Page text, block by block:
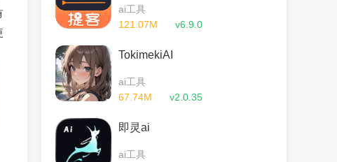
ai工具
121.07M
v6.9.0
TokimekiAI
ai工具
67.74M
v2.0.35
即灵ai
ai工具